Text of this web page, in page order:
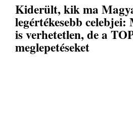
Kiderült, kik ma
legértékesebb
is verhetetlen, de a
meglepetéseket